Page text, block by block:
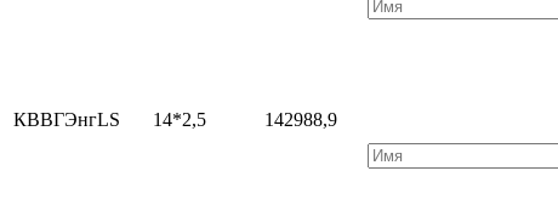
КВВГЭнгLS 14*2,5 142988,9